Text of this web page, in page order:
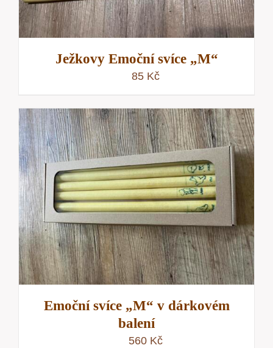
Ježkovy Emoční svíce „M“
85 Kč
Emoční svíce „M“ v dárkovém
balení
560 Kč